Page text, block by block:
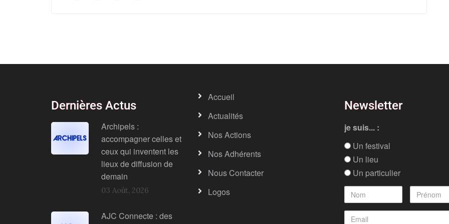
Dernières Actus
Archipels :
accompagner celles et
ceux qui inventent les
lieux de diffusion de
demain
03 Août, 2026
AJC Connecte : des
Accueil
Actualités
Nos Actions
Nos Adhérents
Nous Contacter
Logos
Newsletter
je suis... :
Un festival
Un lieu
Un particulier